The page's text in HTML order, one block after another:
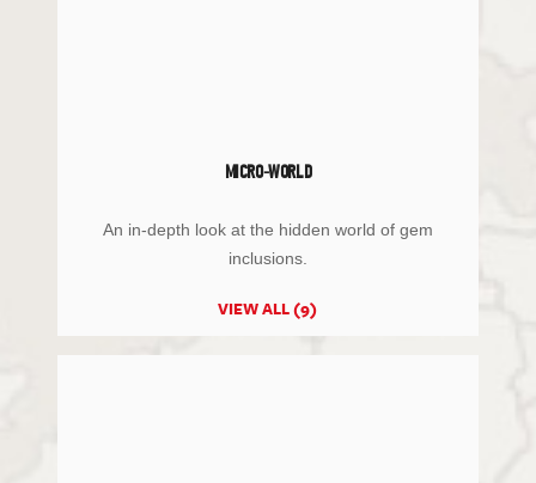
MICRO-WORLD
An in-depth look at the hidden world of gem
inclusions.
VIEW ALL (9)